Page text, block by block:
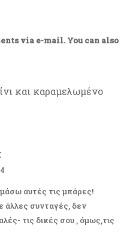
via e-mail. You can also
και καραμελωμένο
αυτές τις μπάρες!
άλλες συνταγές, δεν
τις δικές σου , όμως,τις